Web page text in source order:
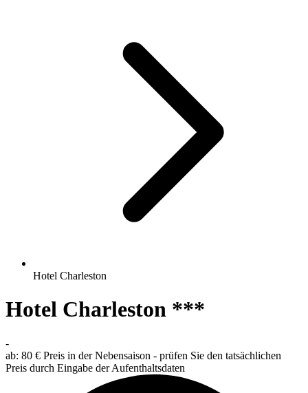
Hotel Charleston
Hotel Charleston ***
-
ab: 80 € Preis in der Nebensaison - prüfen Sie den tatsächlichen
Preis durch Eingabe der Aufenthaltsdaten